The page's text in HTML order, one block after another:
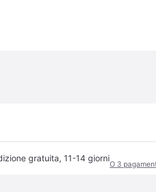
gratuita, 11-14 giorni
O 3